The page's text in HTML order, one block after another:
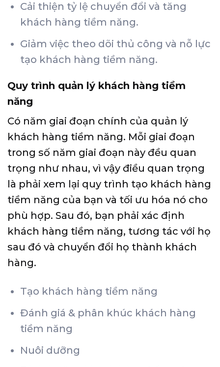
Cải thiện tỷ lệ chuyển đổi và tăng
khách hàng tiềm năng.
Giảm việc theo dõi thủ công và nỗ lực
tạo khách hàng tiềm năng.
Quy trình quản lý khách hàng tiềm
năng
Có năm giai đoạn chính của quản lý
khách hàng tiềm năng. Mỗi giai đoạn
trong số năm giai đoạn này đều quan
trọng như nhau, vì vậy điều quan trọng
là phải xem lại quy trình tạo khách hàng
tiềm năng của bạn và tối ưu hóa nó cho
phù hợp. Sau đó, bạn phải xác định
khách hàng tiềm năng, tương tác với họ
sau đó và chuyển đổi họ thành khách
hàng.
Tạo khách hàng tiềm năng
Đánh giá & phân khúc khách hàng
tiềm năng
Nuôi dưỡng